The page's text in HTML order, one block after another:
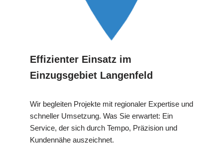
Effizienter Einsatz im
Einzugsgebiet Langenfeld
Wir begleiten Projekte mit regionaler Expertise und
schneller Umsetzung. Was Sie erwartet: Ein
Service, der sich durch Tempo, Präzision und
Kundennähe auszeichnet.